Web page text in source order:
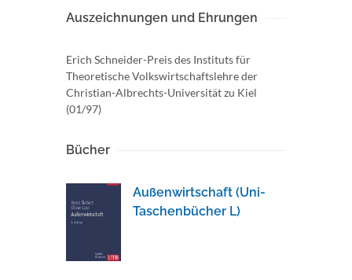
Auszeichnungen und Ehrungen
Erich Schneider-Preis des Instituts für
Theoretische Volkswirtschaftslehre der
Christian-Albrechts-Universität zu Kiel
(01/97)
Bücher
Außenwirtschaft (Uni-
Taschenbücher L)